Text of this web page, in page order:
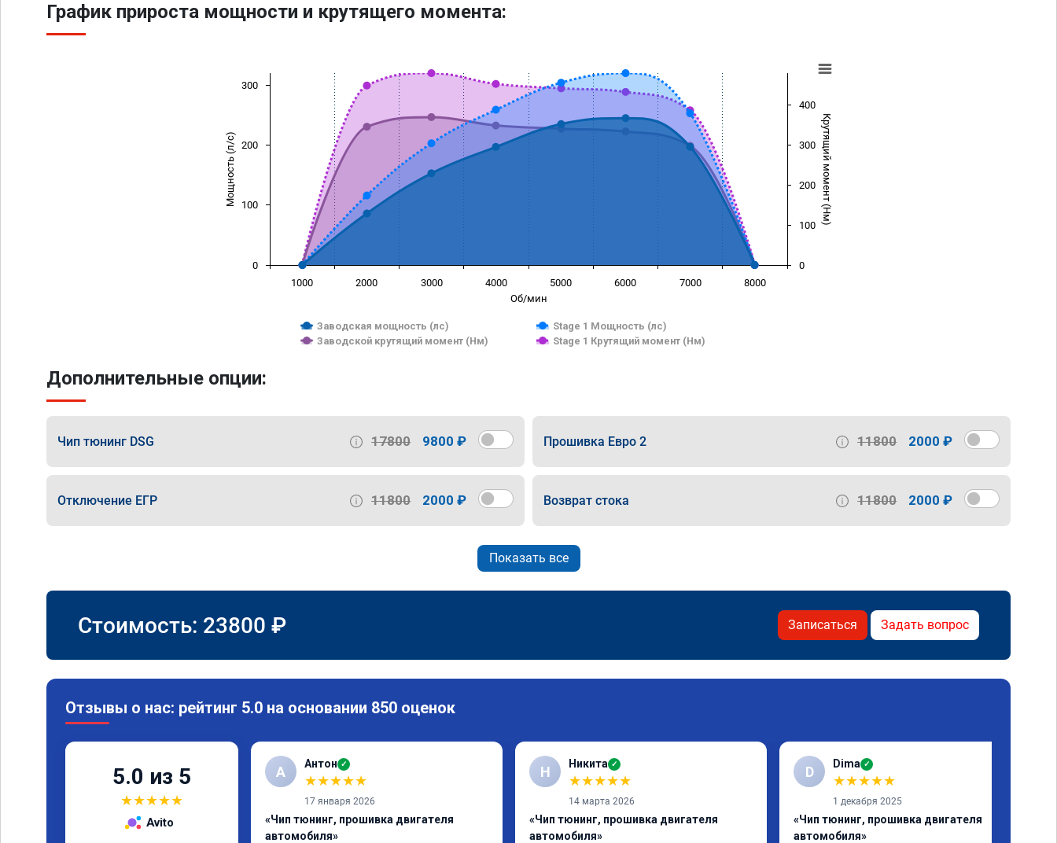
График прироста мощности и крутящего момента:
Об/мин
Мощность (л/с) Крутящий момент (Нм)
Заводская мощность (лс)
Stage 1 Мощность (лс)
Заводской крутящий момент (Нм)
Stage 1 Крутящий момент (Нм)
1000 2000 3000 4000 5000 6000 7000 8000
0
100
200
300
0
100
200
300
400
Дополнительные опции:
Чип тюнинг DSG 17800 9800 ₽ Прошивка Евро 2 11800 2000 ₽
Отключение ЕГР 11800 2000 ₽ Возврат стока 11800 2000 ₽
Показать все
Стоимость: 23800 ₽ Записаться Задать вопрос
Отзывы о нас: рейтинг 5.0 на основании 850 оценок
5.0 из 5
★★★★★
Avito
А Антон ✓
★★★★★
17 января 2026
«Чип тюнинг, прошивка двигателя
автомобиля»
Н Никита ✓
★★★★★
14 марта 2026
«Чип тюнинг, прошивка двигателя
автомобиля»
D Dima ✓
★★★★★
1 декабря 2025
«Чип тюнинг, прошивка двигателя
автомобиля»